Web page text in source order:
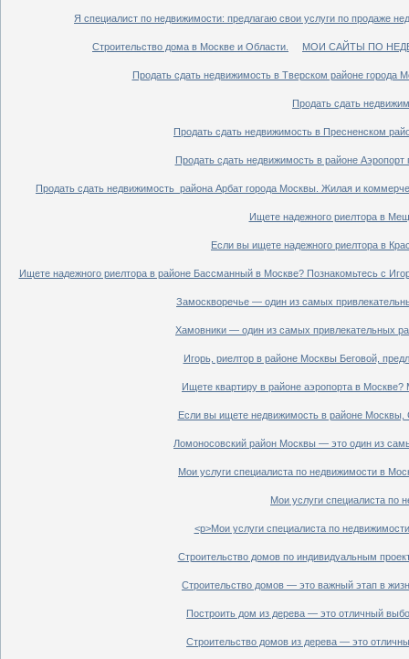
Я специалист по недвижимости: предлагаю свои услуги по продаже
Строительство дома в Москве и Области. МОИ САЙТЫ ПО
Продать сдать недвижимость в Тверском районе города
Продать сдать
Продать сдать недвижимость в Пресненском
Продать сдать недвижимость в районе
Продать сдать недвижимость района Арбат города Москвы. Жилая и
Ищете надежного риелтора в
Если вы ищете надежного риелтора в
Ищете надежного риелтора в районе Бассманный в Москве? Познакомьтесь с
Замоскворечье — один из самых
Хамовники — один из самых привлекательных
Игорь, риелтор в районе Москвы Беговой,
Ищете квартиру в районе аэропорта в
Если вы ищете недвижимость в районе Москвы,
Ломоносовский район Москвы — это один из
Мои услуги специалиста по недвижимости в
Мои услуги специалиста по
<p>Мои услуги специалиста по
Строительство домов по индивидуальным
Строительство домов — это важный этап в
Построить дом из дерева — это отличный
Строительство домов из дерева — это